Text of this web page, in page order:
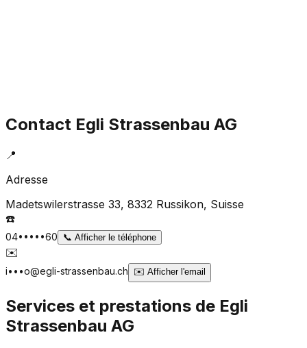
Contact Egli Strassenbau AG
📍
Adresse
Madetswilerstrasse 33, 8332 Russikon, Suisse
☎️
04•••••60 📞 Afficher le téléphone
✉️
i•••o@egli-strassenbau.ch ✉️ Afficher l'email
Services et prestations de Egli
Strassenbau AG